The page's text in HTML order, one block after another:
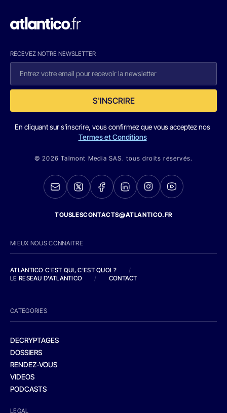
RECEVEZ NOTRE NEWSLETTER
S'INSCRIRE
En cliquant sur s'inscrire, vous confirmez que vous acceptez nos
Termes et Conditions
© 2026 Talmont Media SAS. tous droits réservés.
TOUSLESCONTACTS@ATLANTICO.FR
MIEUX NOUS CONNAITRE
ATLANTICO C'EST QUI, C'EST QUOI ?
/
LE RESEAU D'ATLANTICO
/ CONTACT
CATEGORIES
DECRYPTAGES
DOSSIERS
RENDEZ-VOUS
VIDEOS
PODCASTS
LEGAL